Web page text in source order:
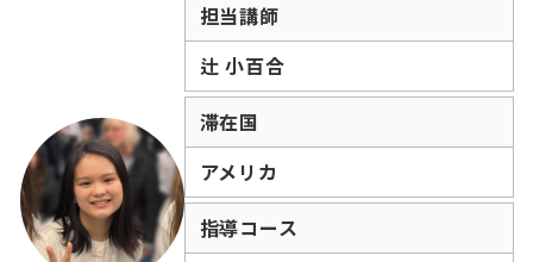
担当講師
辻 小百合
滞在国
アメリカ
指導コース